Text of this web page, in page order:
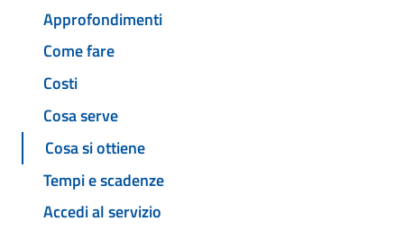
Approfondimenti
Come fare
Costi
Cosa serve
Cosa si ottiene
Tempi e scadenze
Accedi al servizio